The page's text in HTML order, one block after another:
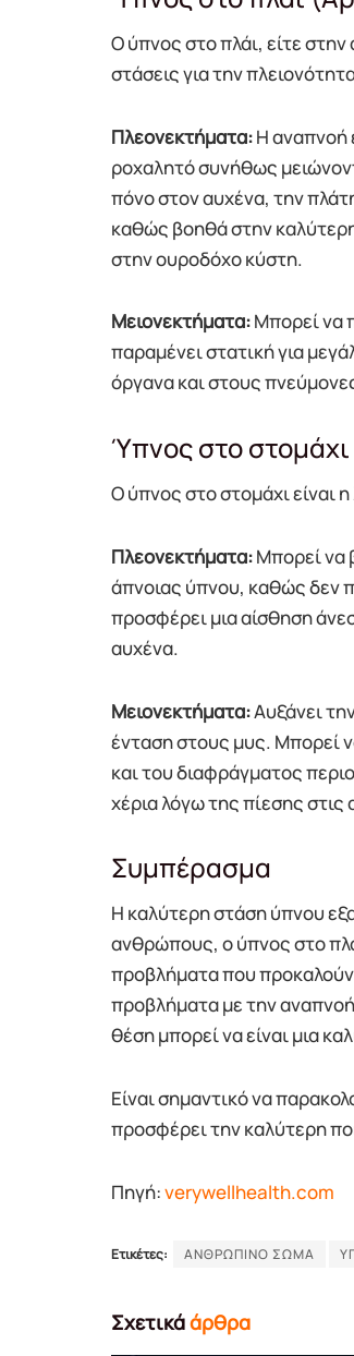
Ο ύπνος στο πλάι, είτε στην
στάσεις για την
Πλεονεκτήματα:Η αναπνοή
ροχαλητό συνήθως
πόνο στον αυχένα, την
καθώς βοηθά στην καλύτερη
στην ουροδόχο κύστη.
Μειονεκτήματα:Μπορεί να
παραμένει στατική για
όργανα και στους
Ύπνος στο στομάχι
Ο ύπνος στο στομάχι είναι
Πλεονεκτήματα:Μπορεί να
άπνοιας ύπνου, καθώς δεν
προσφέρει μια αίσθηση
αυχένα.
Μειονεκτήματα:Αυξάνει
ένταση στους μυς. Μπορεί
και του διαφράγματος
χέρια λόγω της πίεσης
Συμπέρασμα
Η καλύτερη στάση ύπνου
ανθρώπους, ο ύπνος στο
προβλήματα που
προβλήματα με την
θέση μπορεί να είναι μια
Είναι σημαντικό να
προσφέρει την καλύτερη
Πηγή:verywellhealth.com
Ετικέτες: ΑΝΘΡΩΠΙΝΟ ΣΩΜΑ
Σχετικάάρθρα